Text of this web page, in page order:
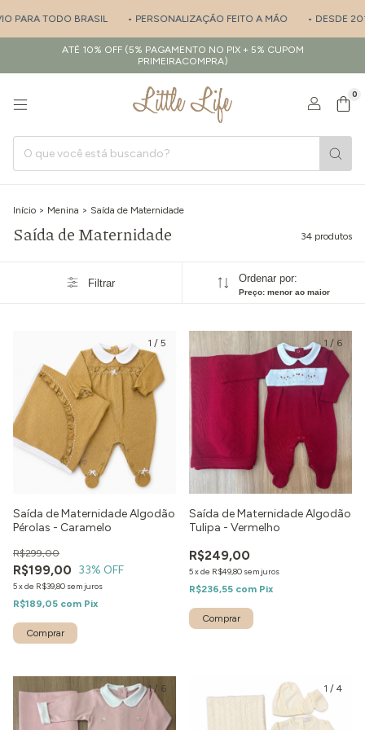
BRASIL • PERSONALIZAÇÃO FEITO A MÃO • DESDE 2017 -
ATÉ 10% OFF (5% PAGAMENTO NO PIX + 5% CUPOM
PRIMEIRACOMPRA)
0
Início > Menina > Saída de Maternidade
Saída de Maternidade 34 produtos
Filtrar Ordenar por:
Preço: menor ao maior
1 / 5
Saída de Maternidade Algodão
Pérolas - Caramelo
R$199,00
R$299,00
33% OFF
5xde R$39,80 sem juros
R$189,05 com Pix
Comprar
1 / 6
Saída de Maternidade Algodão
Tulipa - Vermelho
R$249,00
5xde R$49,80 sem juros
R$236,55 com Pix
Comprar
1/ 6 1 / 4